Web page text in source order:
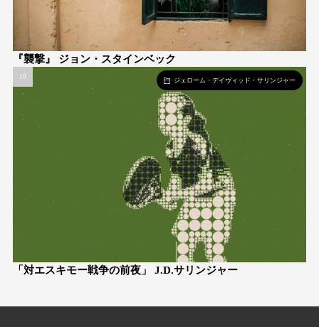
『襲撃』 ジョン・スタインベック
ジェローム・デイヴィッド・サリンジャー
「対エスキモー戦争の前夜」 J.D.サリンジャー